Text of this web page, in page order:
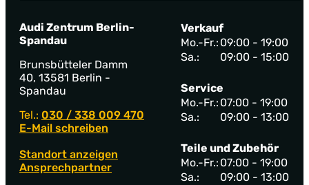
Audi Zentrum Berlin-
Spandau
Brunsbütteler Damm
40, 13581 Berlin -
Spandau
Tel.: 030 / 338 009 470
E-Mail schreiben
Standort anzeigen
Ansprechpartner
Verkauf
Mo.-Fr.: 09:00 - 19:00
Sa.:
09:00 - 15:00
Service
Mo.-Fr.: 07:00 - 19:00
Sa.:
09:00 - 13:00
Teile und Zubehör
Mo.-Fr.: 07:00 - 19:00
Sa.:
09:00 - 13:00